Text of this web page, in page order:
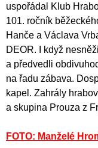
uspořádal Klub
101. ročník
Hanče a Václava
DEOR. I když
a předvedli
na řadu zábava.
kapel. Zahrály
a skupina Prouza z
FOTO: Manželé